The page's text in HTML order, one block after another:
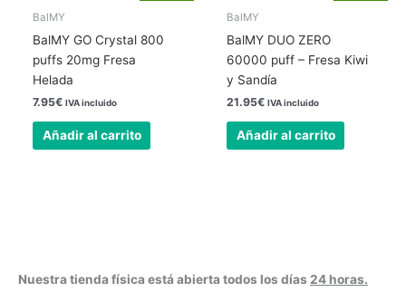
BalMY
BalMY GO Crystal 800
puffs 20mg Fresa
Helada
7.95€ IVA incluido
Añadir al carrito
BalMY
BalMY DUO ZERO
60000 puff – Fresa Kiwi
y Sandía
21.95€ IVA incluido
Añadir al carrito
Nuestra tienda física está abierta todos los días 24 horas.